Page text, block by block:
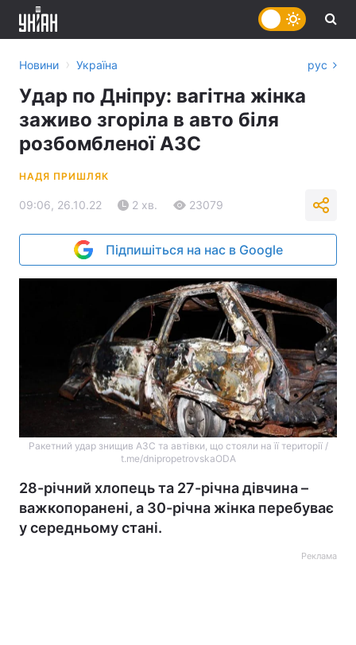
Новини › Україна рус
Удар по Дніпру: вагітна жінка
заживо згоріла в авто біля
розбомбленої АЗС
НАДЯ ПРИШЛЯК
09:06, 26.10.22 2 хв. 23079
Підпишіться на нас в Google
Ракетний удар знищив АЗС та автівки, що стояли на її території /
t.me/dnipropetrovskaODA
28-річний хлопець та 27-річна дівчина –
важкопоранені, а 30-річна жінка перебуває
у середньому стані.
Реклама